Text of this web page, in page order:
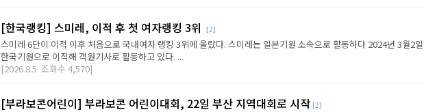
[한국랭킹] 스미레, 이적 후 첫 여자랭킹 3위 [2]
스미레 6단이 이적 이후 처음으로 국내여자 랭킹 3위에 올랐다. 스미레는 일본기원 소속으로 활동하다 2024년 3월2일
한국기원으로 이적해 객원기사로 활동하고 있다. ...
[2026.8.5 조회수 4,570]
[부라보콘어린이] 부라보콘 어린이대회, 22일 부산 지역대회로 시작 [2]